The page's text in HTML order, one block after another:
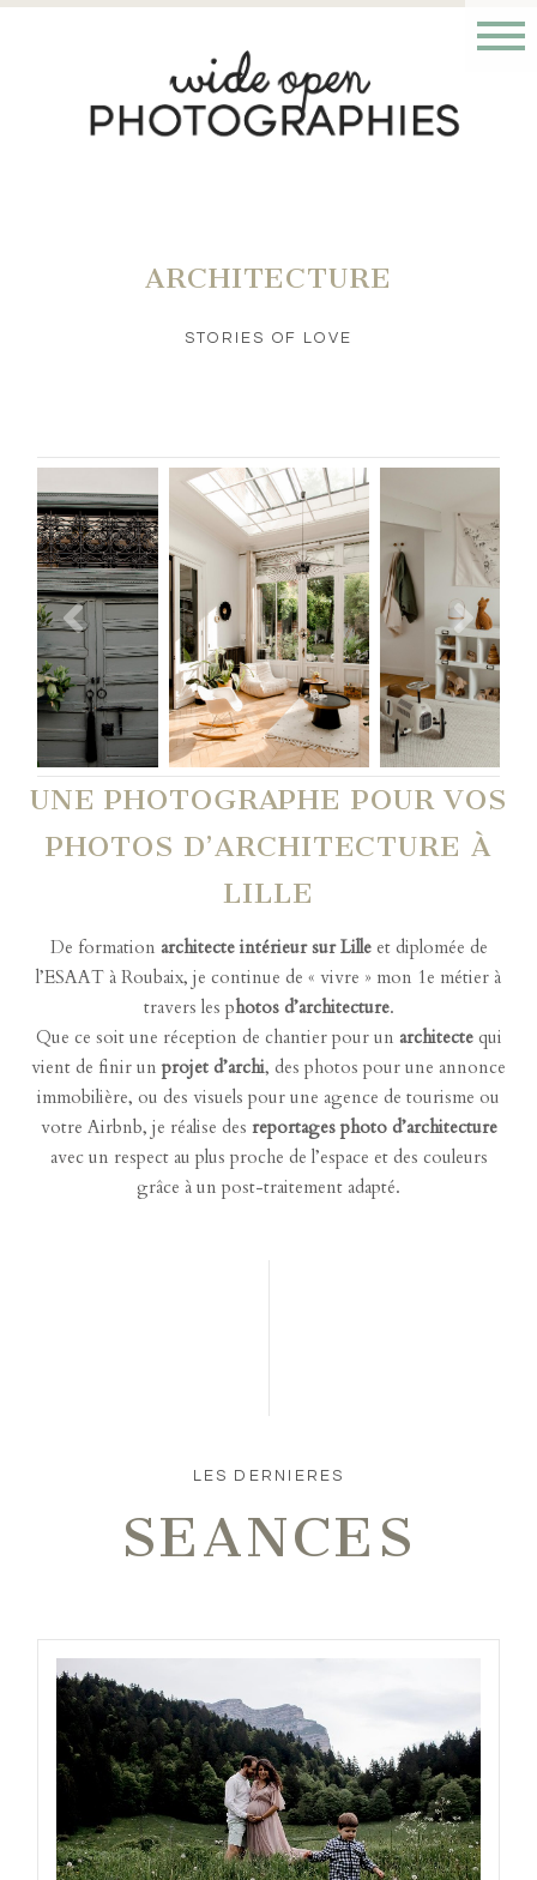
ARCHITECTURE
STORIES OF LOVE
UNE PHOTOGRAPHE POUR VOS
PHOTOS D’ARCHITECTURE À
LILLE
De formation architecte intérieur sur Lilleet diplomée de
l’ESAAT à Roubaix, je continue de « vivre » mon 1e métier à
travers les photos d’architecture.
Que ce soit une réception de chantier pour un architectequi
vient de finir unprojet d’archi, des photos pour une annonce
immobilière, ou des visuels pour une agence de tourisme ou
votre Airbnb, je réalise des reportages photo d’architecture
avec un respect au plus proche de l’espace et des couleurs
grâce à un post-traitement adapté.
LES DERNIERES
SEANCES